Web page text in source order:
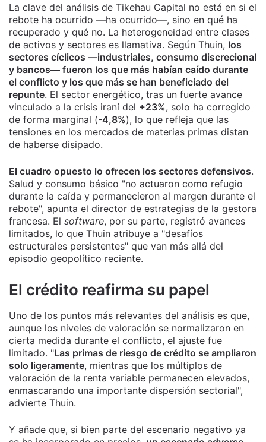
La clave del análisis de Tikehau Capital no está en si el
rebote ha ocurrido —ha ocurrido—, sino en qué ha
recuperado y qué no. La heterogeneidad entre clases
de activos y sectores es llamativa. Según Thuin, los
sectores cíclicos —industriales, consumo discrecional
y bancos— fueron los que más habían caído durante
el conflicto y los que más se han beneficiado del
repunte. El sector energético, tras un fuerte avance
vinculado a la crisis iraní del +23%, solo ha corregido
de forma marginal (-4,8%), lo que refleja que las
tensiones en los mercados de materias primas distan
de haberse disipado.
El cuadro opuesto lo ofrecen los sectores defensivos.
Salud y consumo básico "no actuaron como refugio
durante la caída y permanecieron al margen durante el
rebote", apunta el director de estrategias de la gestora
francesa. El software, por su parte, registró avances
limitados, lo que Thuin atribuye a "desafíos
estructurales persistentes" que van más allá del
episodio geopolítico reciente.
El crédito reafirma su papel
Uno de los puntos más relevantes del análisis es que,
aunque los niveles de valoración se normalizaron en
cierta medida durante el conflicto, el ajuste fue
limitado. "Las primas de riesgo de crédito se ampliaron
solo ligeramente, mientras que los múltiplos de
valoración de la renta variable permanecen elevados,
enmascarando una importante dispersión sectorial",
advierte Thuin.
Y añade que, si bien parte del escenario negativo ya